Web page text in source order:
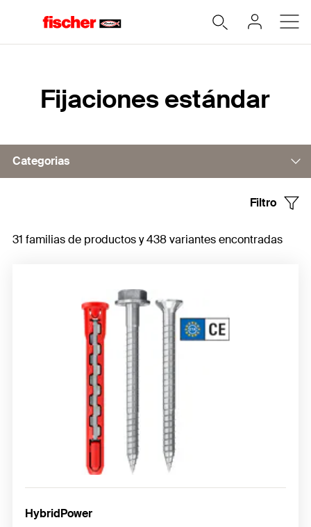
Fijaciones estándar
Categorias
Tacos de metal
Aplicaciones especiales
Filtro
31 familias de productos y 438 variantes encontradas
HybridPower